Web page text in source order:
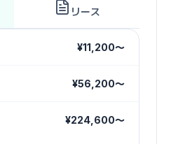
リース
¥11,200〜
¥56,200〜
¥224,600〜